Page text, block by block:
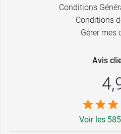
Conditions
Conditions
Gérer mes
Avis
Voir les